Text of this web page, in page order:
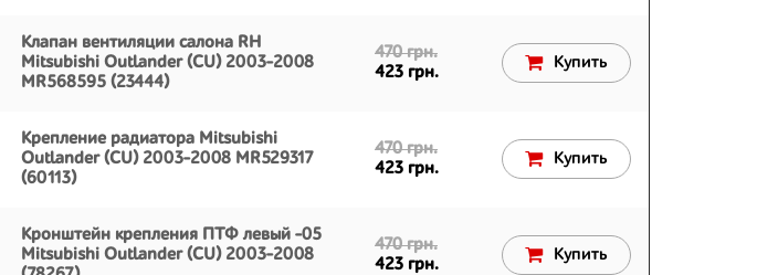
Клапан вентиляции салона RH
Mitsubishi Outlander (CU) 2003-2008
MR568595 (23444)
470 грн.
423 грн.
Купить
Крепление радиатора Mitsubishi
Outlander (CU) 2003-2008 MR529317
(60113)
470 грн.
423 грн.
Купить
Кронштейн крепления ПТФ левый -05
Mitsubishi Outlander (CU) 2003-2008
470 грн.
423 грн.
Купить